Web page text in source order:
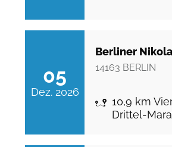
05
Dez. 2026
Berliner
14163 BERLIN
10,9 km
Drittel-